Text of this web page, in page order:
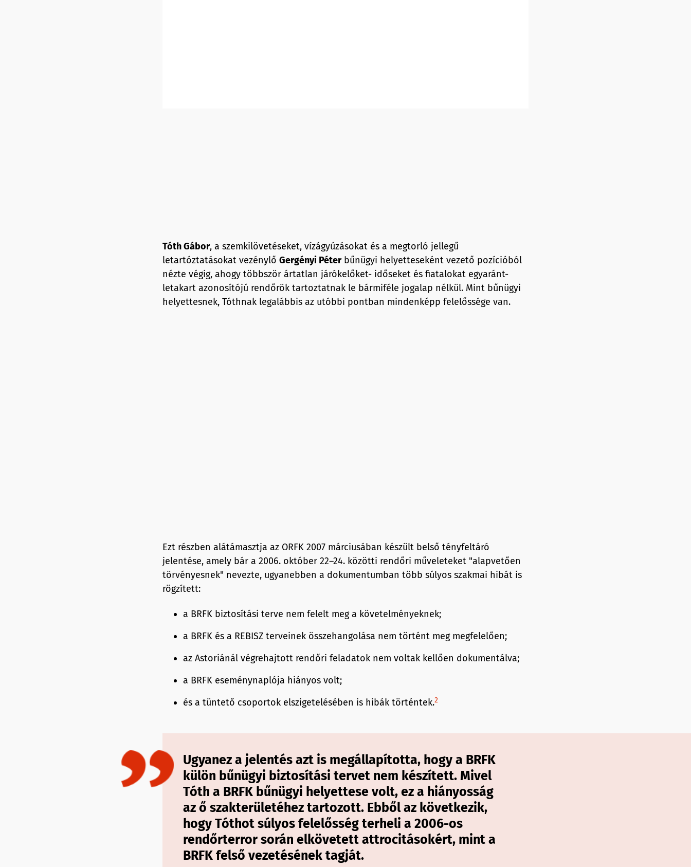
Tóth Gábor, a szemkilövetéseket, vízágyúzásokat és a megtorló jellegű
letartóztatásokat vezénylő Gergényi Péterbűnügyi helyetteseként vezető pozícióból
nézte végig, ahogy többször ártatlan járókelőket- időseket és fiatalokat egyaránt-
letakart azonosítójú rendőrök tartoztatnak le bármiféle jogalap nélkül. Mint bűnügyi
helyettesnek, Tóthnak legalábbis az utóbbi pontban mindenképp felelőssége van.
Ezt részben alátámasztja az ORFK 2007 márciusában készült belső tényfeltáró
jelentése, amely bár a 2006. október 22–24. közötti rendőri műveleteket "alapvetően
törvényesnek" nevezte, ugyanebben a dokumentumban több súlyos szakmai hibát is
rögzített:
a BRFK biztosítási terve nem felelt meg a követelményeknek;
a BRFK és a REBISZ terveinek összehangolása nem történt meg megfelelően;
az Astoriánál végrehajtott rendőri feladatok nem voltak kellően dokumentálva;
a BRFK eseménynaplója hiányos volt;
és a tüntető csoportok elszigetelésében is hibák történtek.2
Ugyanez a jelentés azt is megállapította, hogy a BRFK
külön bűnügyi biztosítási tervet nem készített. Mivel
Tóth a BRFK bűnügyi helyettese volt, ez a hiányosság
az ő szakterületéhez tartozott. Ebből az következik,
hogy Tóthot súlyos felelősség terheli a 2006-os
rendőrterror során elkövetett attrocitásokért, mint a
BRFK felső vezetésének tagját.